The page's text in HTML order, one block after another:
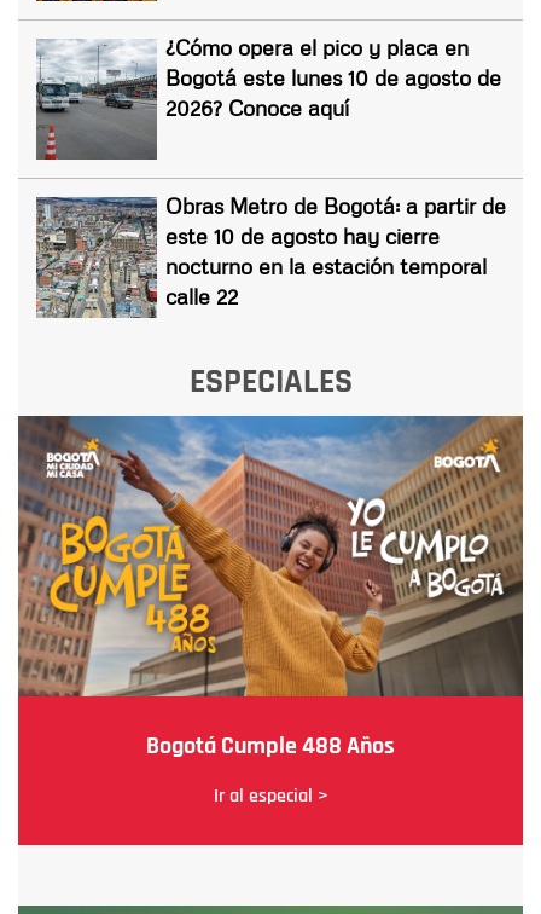
¿Cómo opera el pico y placa en
Bogotá este lunes 10 de agosto de
2026? Conoce aquí
Obras Metro de Bogotá: a partir de
este 10 de agosto hay cierre
nocturno en la estación temporal
calle 22
ESPECIALES
Bogotá Cumple 488 Años
Ir al especial >